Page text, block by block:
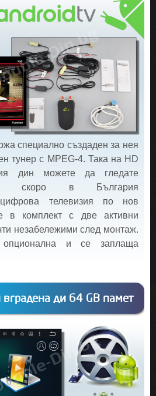
специално създаден за нея
тунер с MPEG-4. Така на HD
дин можете да гледате
скоро в България
цифрова телевизия по нов
в комплект с две активни
незабележими след монтаж.
и се заплаща
ди 64 GB памет